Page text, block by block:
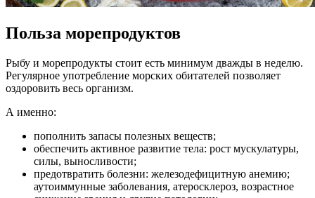
Польза морепродуктов
Рыбу и морепродукты стоит есть минимум дважды в неделю.
Регулярное употребление морских обитателей позволяет
оздоровить весь организм.
А именно:
пополнить запасы полезных веществ;
обеспечить активное развитие тела: рост мускулатуры,
силы, выносливости;
предотвратить болезни: железодефицитную анемию;
аутоиммунные заболевания, атеросклероз, возрастное